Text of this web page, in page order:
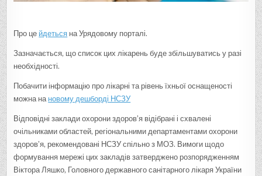
Про це йдеться на Урядовому порталі.
Зазначається, що список цих лікарень буде збільшуватись у разі
необхідності.
Побачити інформацію про лікарні та рівень їхньої оснащеності
можна на новому дешборді НСЗУ
Відповідні заклади охорони здоров’я відібрані і схвалені
очільниками областей, регіональними департаментами охорони
здоров’я, рекомендовані НСЗУ спільно з МОЗ. Вимоги щодо
формування мережі цих закладів затверджено розпорядженням
Віктора Ляшко, Головного державного санітарного лікаря України